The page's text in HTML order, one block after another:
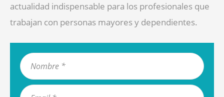
actualidad indispensable para los profesionales que
trabajan con personas mayores y dependientes.